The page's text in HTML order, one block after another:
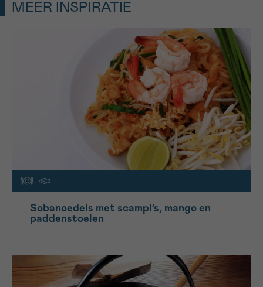
MEER INSPIRATIE
Sobanoedels met scampi’s, mango en
paddenstoelen